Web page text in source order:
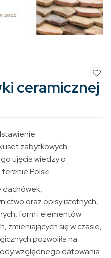
ceramicznej
zabytkowych
ujęcia wiedzy o
Polski.
dachówek,
oraz opisy istotnych,
form i elementów
zmieniających się w czasie,
pozwoliła na
względnego datowania